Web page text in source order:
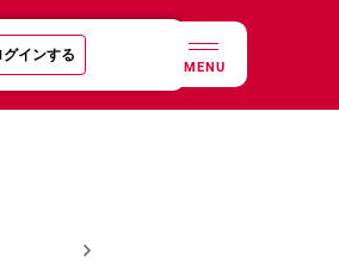
グインする
MENU